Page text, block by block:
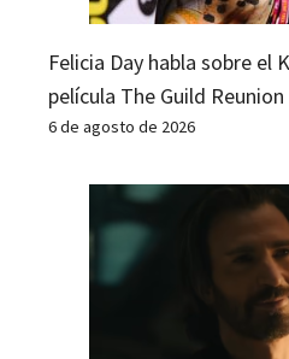
Felicia Day habla sobre el
película The Guild Reunion
6 de agosto de 2026